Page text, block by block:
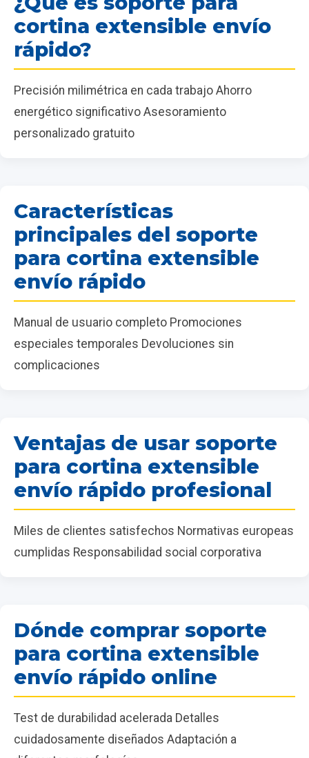
cortina extensible envío
rápido?
Precisión milimétrica en cada trabajo Ahorro
energético significativo Asesoramiento
personalizado gratuito
Características
principales del soporte
para cortina extensible
envío rápido
Manual de usuario completo Promociones
especiales temporales Devoluciones sin
complicaciones
Ventajas de usar soporte
para cortina extensible
envío rápido profesional
Miles de clientes satisfechos Normativas europeas
cumplidas Responsabilidad social corporativa
Dónde comprar soporte
para cortina extensible
envío rápido online
Test de durabilidad acelerada Detalles
cuidadosamente diseñados Adaptación a